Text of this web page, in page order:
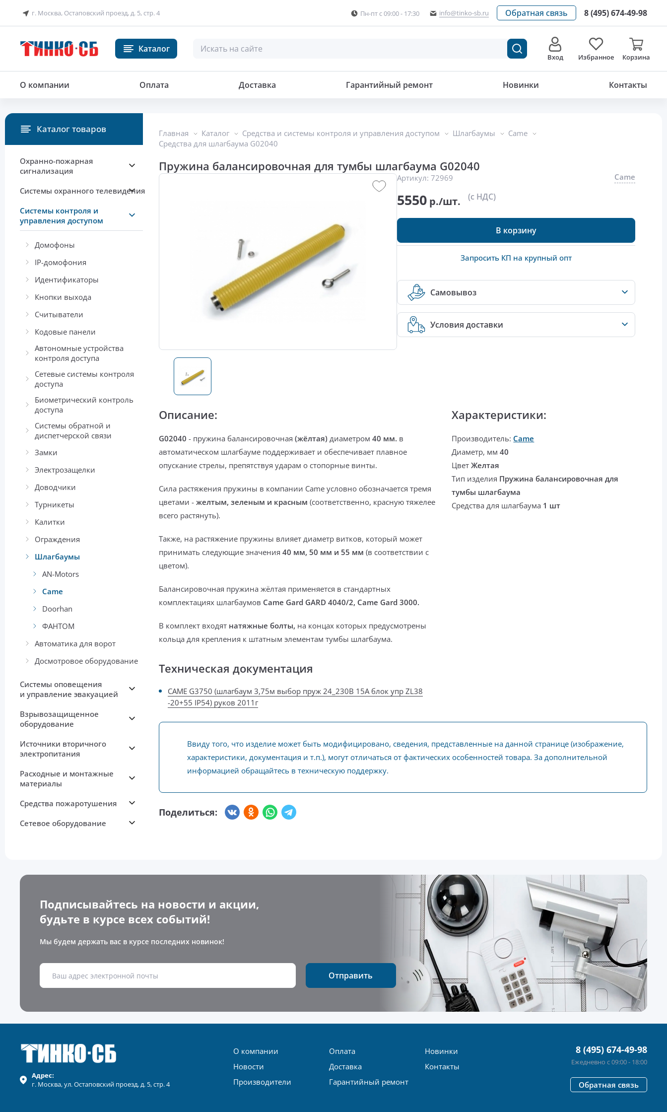
г. Москва, Остаповский проезд, д. 5, стр. 4 Пн-пт с 09:00 - 17:30 info@tinko-sb.ru Обратная связь 8 (495) 674-49-98
Каталог
Вход Избранное Корзина
О компании Оплата Доставка Гарантийный ремонт Новинки Контакты
Главная Каталог Средства и системы контроля и управления доступом Шлагбаумы
Came
Средства для шлагбаума G02040
Пружина балансировочная для тумбы шлагбаума G02040
Артикул: 72969 Came
5550 р./шт. (с НДС)
В корзину
Запросить КП на крупный опт
Самовывоз
Условия доставки
Характеристики:
Производитель: Came
Диаметр, мм40
ЦветЖелтая
Тип изделия Пружина балансировочная для
тумбы шлагбаума
Средства для шлагбаума 1 шт
Описание:
G02040 - пружина балансировочная (жёлтая) диаметром 40 мм. в
автоматическом шлагбауме поддерживает и обеспечивает плавное
опускание стрелы, препятствуя ударам о стопорные винты.
Сила растяжения пружины в компании Came условно обозначается тремя
цветами - желтым, зеленым и красным (соответственно, красную тяжелее
всего растянуть).
Также, на растяжение пружины влияет диаметр витков, который может
принимать следующие значения 40 мм, 50 мм и 55 мм (в соответствии с
цветом).
Балансировочная пружина жёлтая применяется в стандартных
комплектациях шлагбаумов Came Gard GARD 4040/2, Came Gard 3000.
В комплект входят натяжные болты, на концах которых предусмотрены
кольца для крепления к штатным элементам тумбы шлагбаума.
Техническая документация
CAME G3750 (шлагбаум 3,75м выбор пруж 24_230В 15А блок упр ZL38
-20+55 IP54) руков 2011г
Ввиду того, что изделие может быть модифицировано, сведения, представленные на данной странице (изображение,
характеристики, документация и т.п.), могут отличаться от фактических особенностей товара. За дополнительной
информацией обращайтесь в техническую поддержку.
Поделиться:
Каталог товаров
Охранно-пожарная
сигнализация
Системы охранного телевидения
Системы контроля и
управления доступом
Домофоны
IP-домофония
Идентификаторы
Кнопки выхода
Считыватели
Кодовые панели
Автономные устройства
контроля доступа
Сетевые системы контроля
доступа
Биометрический контроль
доступа
Системы обратной и
диспетчерской связи
Замки
Электрозащелки
Доводчики
Турникеты
Калитки
Ограждения
Шлагбаумы
AN-Motors
Came
Doorhan
ФАНТОМ
Автоматика для ворот
Досмотровое оборудование
Системы оповещения
и управление эвакуацией
Взрывозащищенное
оборудование
Источники вторичного
электропитания
Расходные и монтажные
материалы
Средства пожаротушения
Сетевое оборудование
5 550р./шт.
Подписывайтесь на новости и акции,
будьте в курсе всех событий!
Мы будем держать вас в курсе последних новинок!
Отправить
Адрес:
г. Москва, ул.Остаповский проезд, д. 5, стр. 4
О компании
Новости
Производители
Оплата
Доставка
Гарантийный ремонт
Новинки
Контакты
8 (495) 674-49-98
Ежедневно с 09:00 - 18:00
Обратная связь